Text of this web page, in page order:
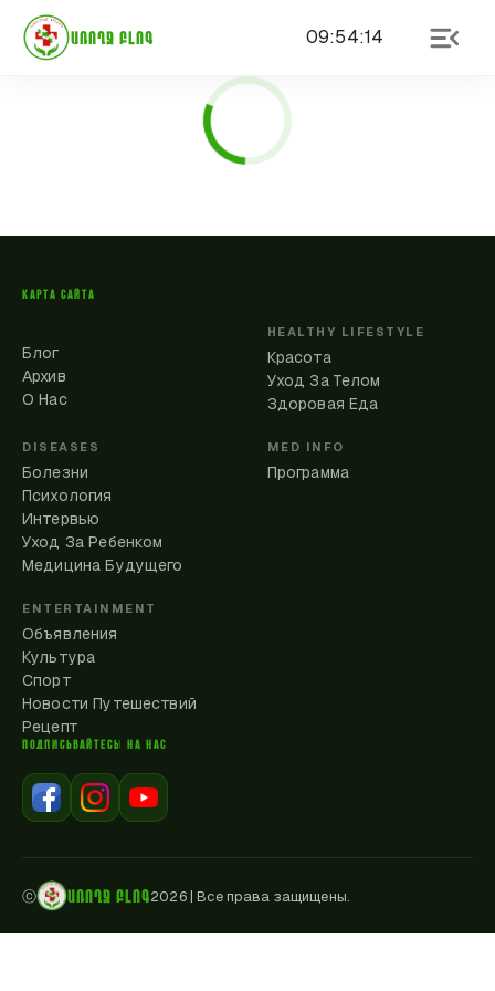
ԱՌՈՂՋ ԲԼՈԳ 09:54:14
КАРТА САЙТА
Блог
Архив
О Нас
HEALTHY LIFESTYLE
Красота
Уход За Телом
Здоровая Еда
DISEASES
Болезни
Психология
Интервью
Уход За Ребенком
Медицина Будущего
MED INFO
Программа
ENTERTAINMENT
Объявления
Культура
Спорт
Новости Путешествий
Рецепт
ПОДПИСЫВАЙТЕСЬ НА НАС
ⓒ ԱՌՈՂՋ ԲԼՈԳ2026|Все права защищены.